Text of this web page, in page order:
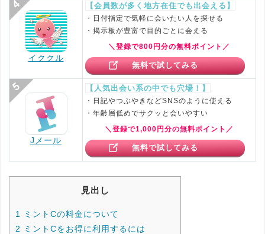
イククル
【会員数が多く地方在住でも出会える】
・日付指定で気軽に会いたい人を探せる
・掲示板が豊富で目的ごとに会える
＼登録で800円分の無料ポイント／
無料で試してみる
Jメール
【人気出会い系の中でも穴場！】
・日記やつぶやきなどSNSのように使える
・年齢層低めでサクッと会いやすい
＼登録で1,000円分の無料ポイント／
無料で試してみる
見出し
1
ミントCの料金について
2
ミントCをお得に利用するには